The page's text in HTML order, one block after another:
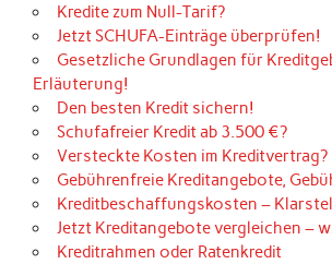
Kredite zum Null-Tarif?
Jetzt SCHUFA-Einträge überprüfen!
Gesetzliche Grundlagen für
Erläuterung!
Den besten Kredit sichern!
Schufafreier Kredit ab 3.500 €?
Versteckte Kosten im Kreditvertrag?
Gebührenfreie Kreditangebote,
Kreditbeschaffungskosten –
Jetzt Kreditangebote vergleichen –
Kreditrahmen oder Ratenkredit